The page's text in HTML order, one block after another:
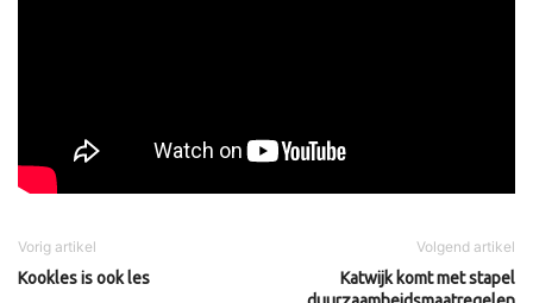
Vorig artikel
Kookles is ook les
Volgend artikel
Katwijk komt met stapel